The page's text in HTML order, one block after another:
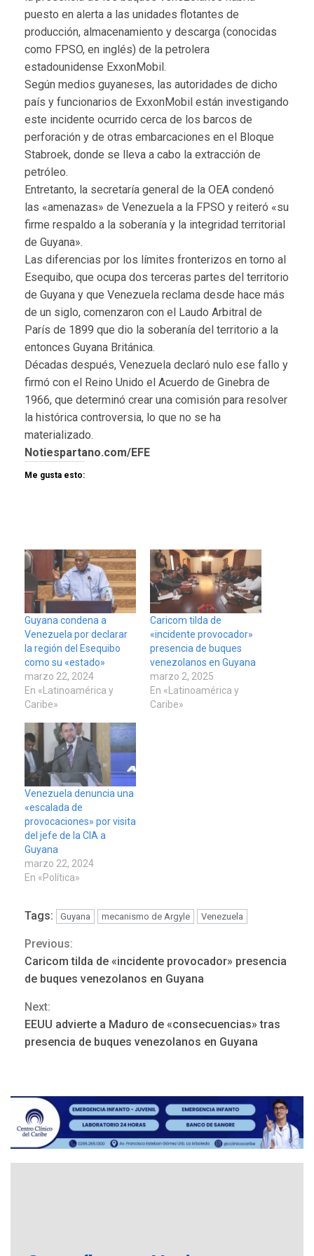
puesto en alerta a las unidades flotantes de
producción, almacenamiento y descarga (conocidas
como FPSO, en inglés) de la petrolera
estadounidense ExxonMobil.
Según medios guyaneses, las autoridades de dicho
país y funcionarios de ExxonMobil están investigando
este incidente ocurrido cerca de los barcos de
perforación y de otras embarcaciones en el Bloque
Stabroek, donde se lleva a cabo la extracción de
petróleo.
Entretanto, la secretaría general de la OEA condenó
las «amenazas» de Venezuela a la FPSO y reiteró «su
firme respaldo a la soberanía y la integridad territorial
de Guyana».
Las diferencias por los límites fronterizos en torno al
Esequibo, que ocupa dos terceras partes del territorio
de Guyana y que Venezuela reclama desde hace más
de un siglo, comenzaron con el Laudo Arbitral de
París de 1899 que dio la soberanía del territorio a la
entonces Guyana Británica.
Décadas después, Venezuela declaró nulo ese fallo y
firmó con el Reino Unido el Acuerdo de Ginebra de
1966, que determinó crear una comisión para resolver
la histórica controversia, lo que no se ha
materializado.
Notiespartano.com/EFE
Me gusta esto:
Guyana condena a
Venezuela por declarar
la región del Esequibo
como su «estado»
marzo 22, 2024
En «Latinoamérica y
Caribe»
Caricom tilda de
«incidente provocador»
presencia de buques
venezolanos en Guyana
marzo 2, 2025
En «Latinoamérica y
Caribe»
Venezuela denuncia una
«escalada de
provocaciones» por visita
del jefe de la CIA a
Guyana
marzo 22, 2024
En «Política»
Tags: Guyana mecanismo de Argyle Venezuela
Continue
Reading
Previous:
Caricom tilda de «incidente provocador» presencia
de buques venezolanos en Guyana
Next:
EEUU advierte a Maduro de «consecuencias» tras
presencia de buques venezolanos en Guyana
3
POLÍTICA
TITULARES
ÚLTIMA HORA
diálogo en Venezuela
4
nueva mesa de diálogo
INTERNACIONALES ÚLTIMA HORA